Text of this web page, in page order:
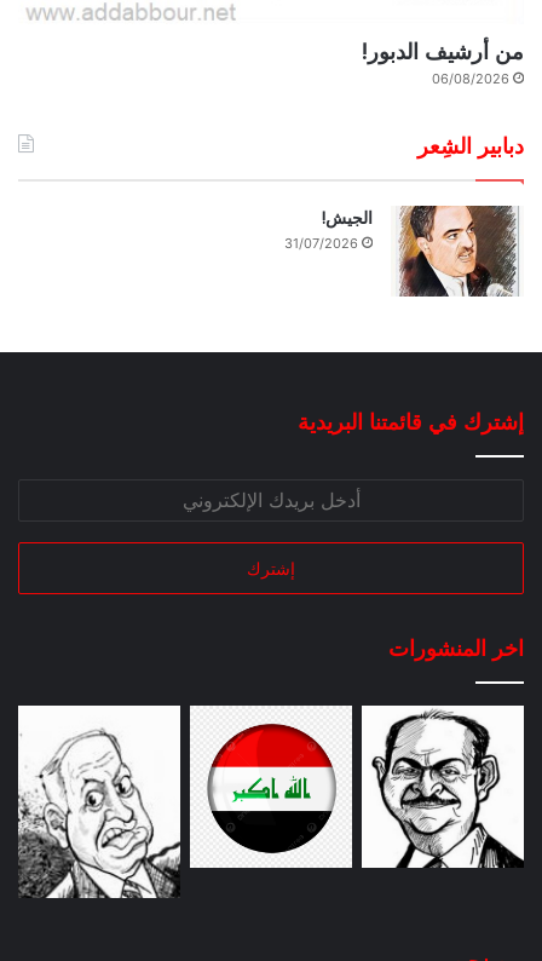
من أرشيف الدبور!
06/08/2026
دبابير الشِعر
الجيش!
31/07/2026
إشترك في قائمتنا البريدية
اخر المنشورات